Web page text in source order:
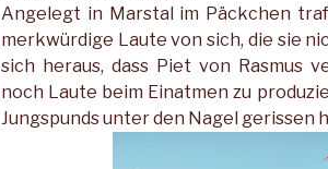
Angelegt in Marstal im Päckchen
merkwürdige Laute von sich, die sie
sich heraus, dass Piet von Rasmus
noch Laute beim Einatmen zu
Jungspunds unter den Nagel gerissen